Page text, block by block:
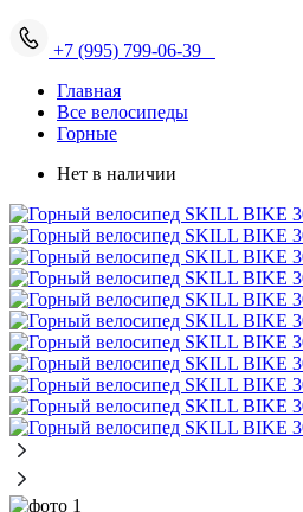
+7 (995) 799-06-39
Главная
Все велосипеды
Горные
Нет в наличии